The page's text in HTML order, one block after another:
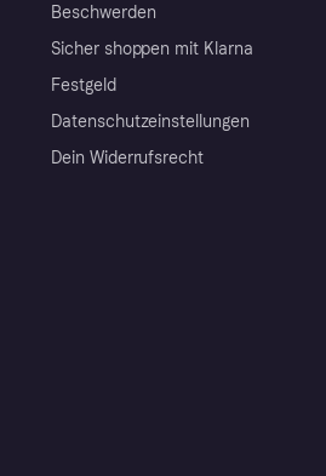
Beschwerden
Sicher shoppen mit Klarna
Festgeld
Datenschutzeinstellungen
Dein Widerrufsrecht